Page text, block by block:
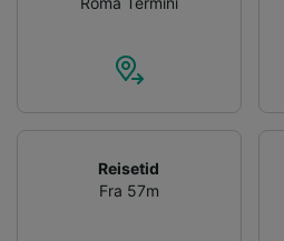
Reisetid
Fra 57m